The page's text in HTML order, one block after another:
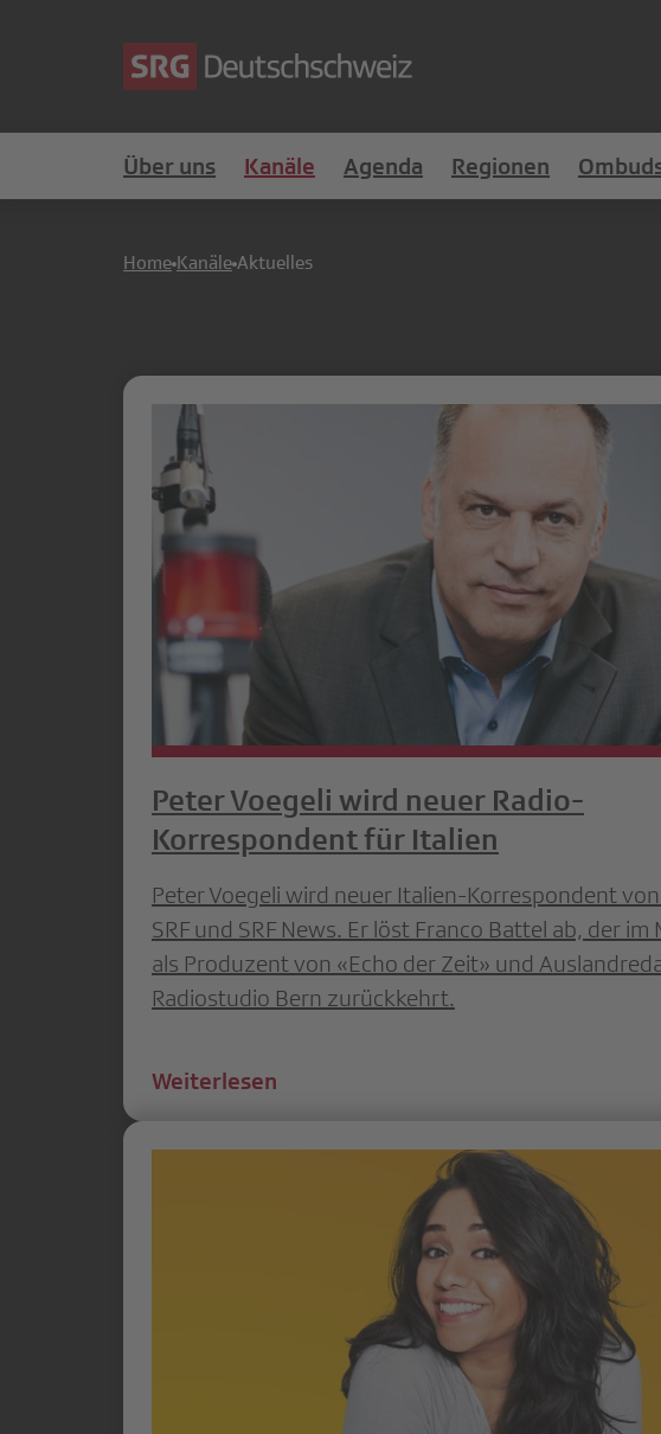
Über uns Kanäle Agenda Regionen
Home Kanäle Aktuelles
Peter Voegeli wird neuer Radio-
Korrespondent für Italien
Peter Voegeli wird neuer Italien-Korrespondent von
SRF und SRF News. Er löst Franco Battel ab, der im
als Produzent von «Echo der Zeit» und
Radiostudio Bern zurückkehrt.
Weiterlesen